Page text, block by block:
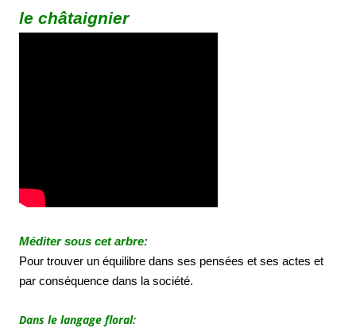
le châtaignier
Méditer sous cet arbre:
Pour trouver un équilibre dans ses pensées et ses actes et
par conséquence dans la société.
Dans le langage floral: